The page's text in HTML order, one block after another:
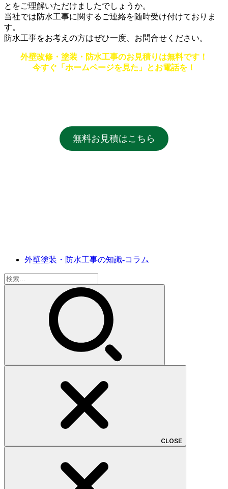
とをご理解いただけましたでしょうか。
当社では防水工事に関するご連絡を随時受け付けておりま
す。
防水工事をお考えの方はぜひ一度、お問合せください。
外壁改修・塗装・防水工事のお見積りは無料です！
今すぐ「ホームページを見た」とお電話を！
無料お見積はこちら
外壁塗装・防水工事の知識‐コラム
検
索:
CLOSE